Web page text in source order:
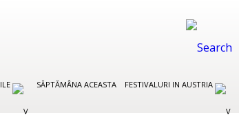
SĂPTĂMÂNA ACEASTA FESTIVALURI IN AUSTRIA